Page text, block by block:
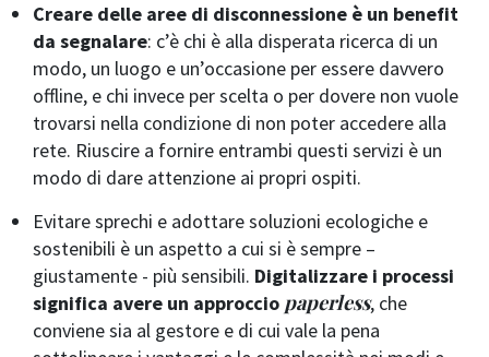
Creare delle aree di disconnessione è un benefit
da segnalare: c’è chi è alla disperata ricerca di un
modo, un luogo e un’occasione per essere davvero
offline, e chi invece per scelta o per dovere non vuole
trovarsi nella condizione di non poter accedere alla
rete. Riuscire a fornire entrambi questi servizi è un
modo di dare attenzione ai propri ospiti.
Evitare sprechi e adottare soluzioni ecologiche e
sostenibili è un aspetto a cui si è sempre –
giustamente - più sensibili. Digitalizzare i processi
significa avere un approccio paperless, che
conviene sia al gestore e di cui vale la pena